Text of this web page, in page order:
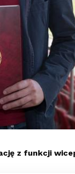
z funkcji